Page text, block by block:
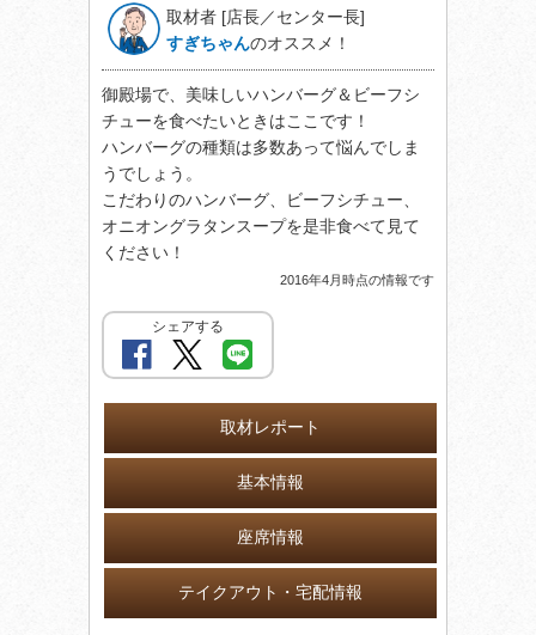
取材者 [店長／センター長]
すぎちゃんのオススメ！
御殿場で、美味しいハンバーグ＆ビーフシ
チューを食べたいときはここです！
ハンバーグの種類は多数あって悩んでしま
うでしょう。
こだわりのハンバーグ、ビーフシチュー、
オニオングラタンスープを是非食べて見て
ください！
2016年4月時点の情報です
シェアする
取材レポート
基本情報
座席情報
テイクアウト・宅配情報